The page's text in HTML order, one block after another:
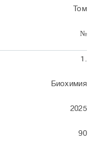
Том
№
1.
Биохимия
2025
90